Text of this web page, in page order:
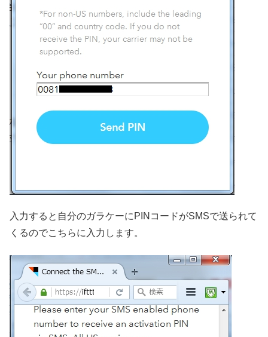
入力すると自分のガラケーにPINコードがSMSで送られて
くるのでこちらに入力します。